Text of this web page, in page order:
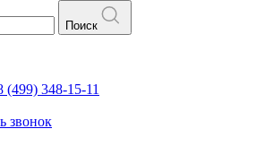
Поиск
(499) 348-15-11
звонок